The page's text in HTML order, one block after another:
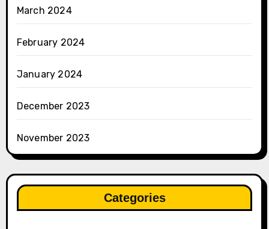
March 2024
February 2024
January 2024
December 2023
November 2023
Categories